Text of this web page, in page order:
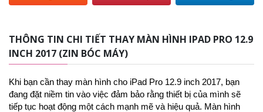
THÔNG TIN CHI TIẾT THAY MÀN HÌNH IPAD PRO 12.9
INCH 2017 (ZIN BÓC MÁY)
Khi bạn cần thay màn hình cho iPad Pro 12.9 inch 2017, bạn
đang đặt niềm tin vào việc đảm bảo rằng thiết bị của mình sẽ
tiếp tục hoạt động một cách mạnh mẽ và hiệu quả. Màn hình